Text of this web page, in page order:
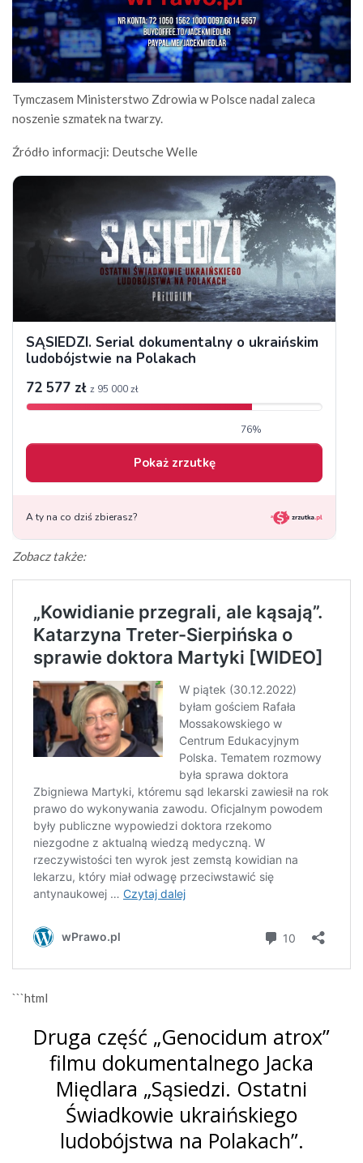
Tymczasem Ministerstwo Zdrowia w Polsce nadal zaleca
noszenie szmatek na twarzy.
Źródło informacji: Deutsche Welle
Zobacz także:
```html
Druga część „Genocidum atrox”
filmu dokumentalnego Jacka
Międlara „Sąsiedzi. Ostatni
Świadkowie ukraińskiego
ludobójstwa na Polakach”.